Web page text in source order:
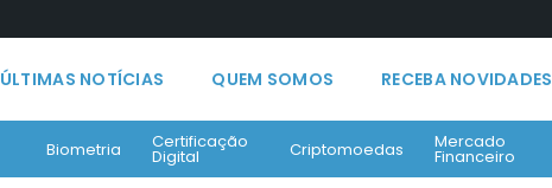
ÚLTIMAS NOTÍCIAS QUEM SOMOS RECEBA NOVIDADES
Biometria Certificação
Digital Criptomoedas Mercado
Financeiro